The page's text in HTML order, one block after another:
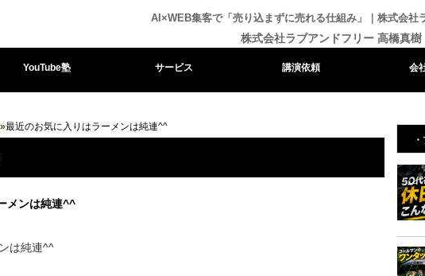
AI×WEB集客で「売り込まずに売れる仕組み」｜株式会社
株式会社ラブアンドフリー 高橋真樹
YouTube塾 サービス 講演依頼 会
»最近のお気に入りはラーメンは純連^^
メンは純連^^
は純連^^